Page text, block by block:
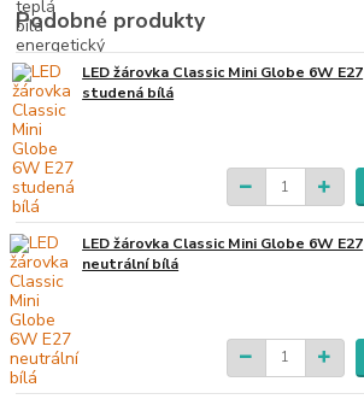
Podobné produkty
LED žárovka Classic Mini Globe 6W E27
studená bílá
LED žárovka Classic Mini Globe 6W E27
neutrální bílá